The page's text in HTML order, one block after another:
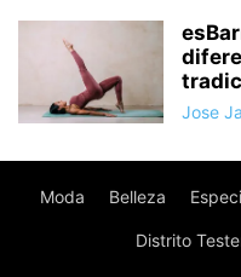
Jose
Moda Belleza
Distrito